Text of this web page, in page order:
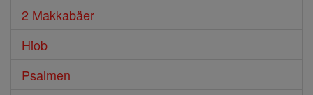
2 Makkabäer
Hiob
Psalmen